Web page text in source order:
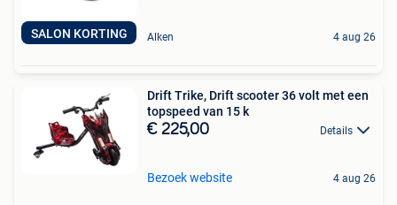
SALON KORTING Alken 4 aug 26
Drift Trike, Drift scooter 36 volt met een
topspeed van 15 k
€ 225,00 Details
Bezoek website 4 aug 26